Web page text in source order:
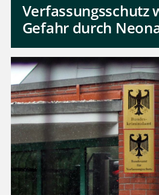
Verfassungsschutz
Gefahr durch